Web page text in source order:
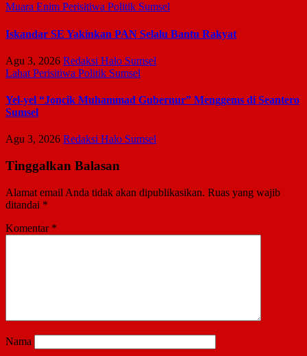
Muara Enim Perisitiwa Politik Sumsel
Iskandar SE Yakinkan PAN Selalu Bantu Rakyat
Agu 3, 2026 Redaksi Halo Sumsel
Lahat Perisitiwa Politik Sumsel
Yel-yel “Joncik Muhammad Gubernur” Menggems di Seantero
Sumsel
Agu 3, 2026 Redaksi Halo Sumsel
Tinggalkan Balasan
Alamat email Anda tidak akan dipublikasikan. Ruas yang wajib
ditandai *
Komentar *
Nama